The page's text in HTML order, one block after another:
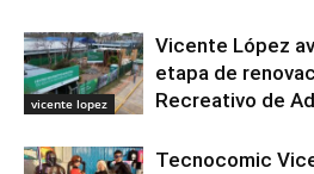
vicente lopez
Vicente López
etapa de
Recreativo de
Tecnocomic